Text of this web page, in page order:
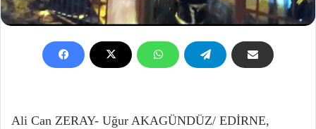
Ali Can ZERAY- Uğur AKAGÜNDÜZ/ EDİRNE,